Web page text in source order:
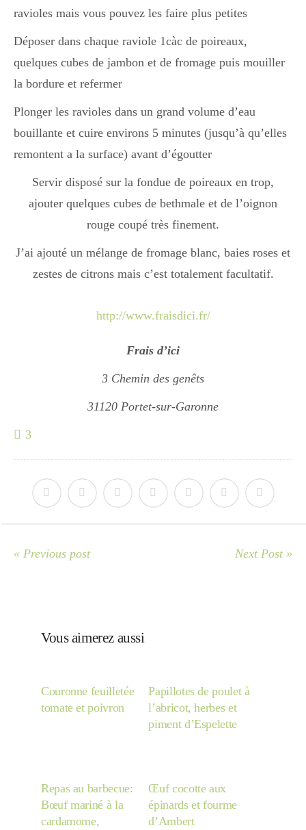
ravioles mais vous pouvez les faire plus petites
Déposer dans chaque raviole 1càc de poireaux,
quelques cubes de jambon et de fromage puis mouiller
la bordure et refermer
Plonger les ravioles dans un grand volume d’eau
bouillante et cuire environs 5 minutes (jusqu’à qu’elles
remontent a la surface) avant d’égoutter
Servir disposé sur la fondue de poireaux en trop,
ajouter quelques cubes de bethmale et de l’oignon
rouge coupé très finement.
J’ai ajouté un mélange de fromage blanc, baies roses et
zestes de citrons mais c’est totalement facultatif.
http://www.fraisdici.fr/
Frais d’ici
3 Chemin des genêts
31120 Portet-sur-Garonne
3
« Previous post Next Post »
Vous aimerez aussi
Couronne feuilletée
tomate et poivron
Papillotes de poulet à
l’abricot, herbes et
piment d’Espelette
Repas au barbecue:
Bœuf mariné à la
cardamome,
Œuf cocotte aux
épinards et fourme
d’Ambert